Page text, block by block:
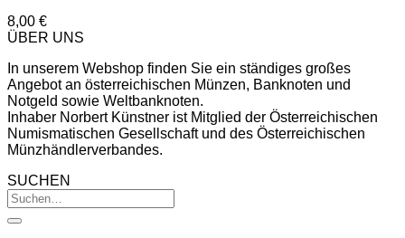
8,00 €
ÜBER UNS
In unserem Webshop finden Sie ein ständiges großes
Angebot an österreichischen Münzen, Banknoten und
Notgeld sowie Weltbanknoten.
Inhaber Norbert Künstner ist Mitglied der Österreichischen
Numismatischen Gesellschaft und des Österreichischen
Münzhändlerverbandes.
SUCHEN